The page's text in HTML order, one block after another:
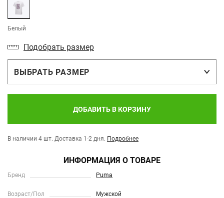
Белый
Подобрать размер
ВЫБРАТЬ РАЗМЕР
ДОБАВИТЬ В КОРЗИНУ
В наличии 4 шт. Доставка 1-2 дня. Подробнее
ИНФОРМАЦИЯ О ТОВАРЕ
Бренд Puma
Возраст/Пол Мужской